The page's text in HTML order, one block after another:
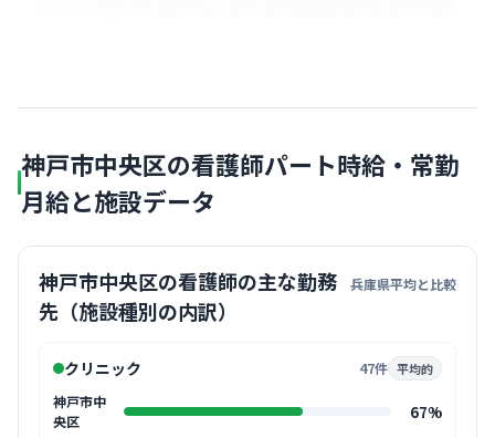
神戸市中央区の看護師パート時給・常勤
月給と施設データ
神戸市中央区の看護師の主な勤務
先（施設種別の内訳）
兵庫県平均と比較
クリニック 47件 平均的
神戸市中
央区
67%